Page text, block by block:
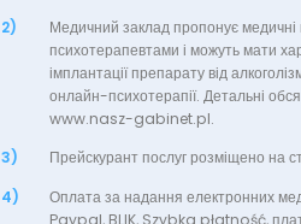
2)
Медичний заклад пропонує
психотерапевтами і можуть мати
імплантації препарату від
онлайн-психотерапії. Детальні
www.nasz-gabinet.pl.
3)
Прейскурант послуг розміщено
4)
Оплата за надання електронних
Paypal, BLIK, Szybka płatność,